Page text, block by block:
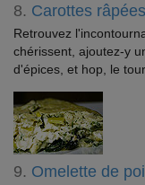
8. Carottes
Retrouvez
chérissent, ajoutez-y
d'épices, et hop, le
9. Omelette de